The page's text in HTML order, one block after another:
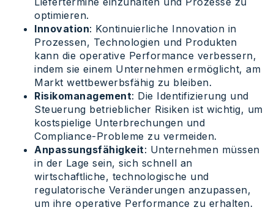
optimieren.
Innovation: Kontinuierliche Innovation in
Prozessen, Technologien und Produkten
kann die operative Performance verbessern,
indem sie einem Unternehmen ermöglicht, am
Markt wettbewerbsfähig zu bleiben.
Risikomanagement: Die Identifizierung und
Steuerung betrieblicher Risiken ist wichtig, um
kostspielige Unterbrechungen und
Compliance-Probleme zu vermeiden.
Anpassungsfähigkeit: Unternehmen müssen
in der Lage sein, sich schnell an
wirtschaftliche, technologische und
regulatorische Veränderungen anzupassen,
um ihre operative Performance zu erhalten.